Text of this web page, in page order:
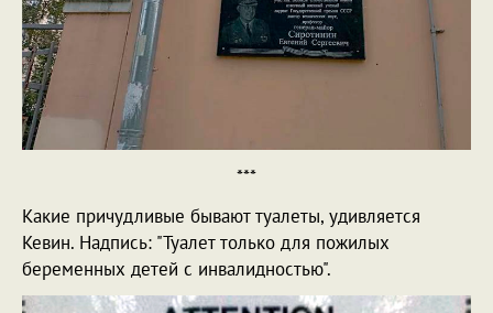
***
Какие причудливые бывают туалеты, удивляется
Кевин. Надпись: "Туалет только для пожилых
беременных детей с инвалидностью".